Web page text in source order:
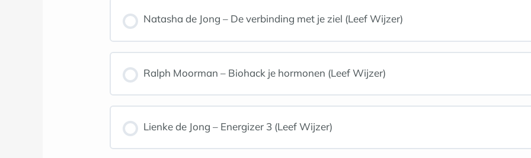
Natasha de Jong – De verbinding met je ziel (Leef Wijzer)
Ralph Moorman – Biohack je hormonen (Leef Wijzer)
Lienke de Jong – Energizer 3 (Leef Wijzer)